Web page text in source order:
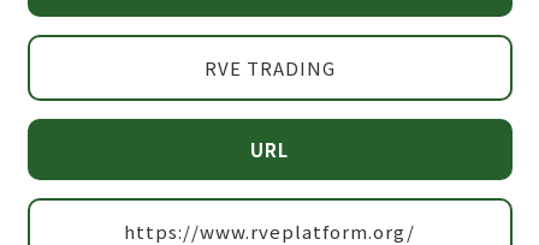
RVE TRADING
URL
https://www.rveplatform.org/